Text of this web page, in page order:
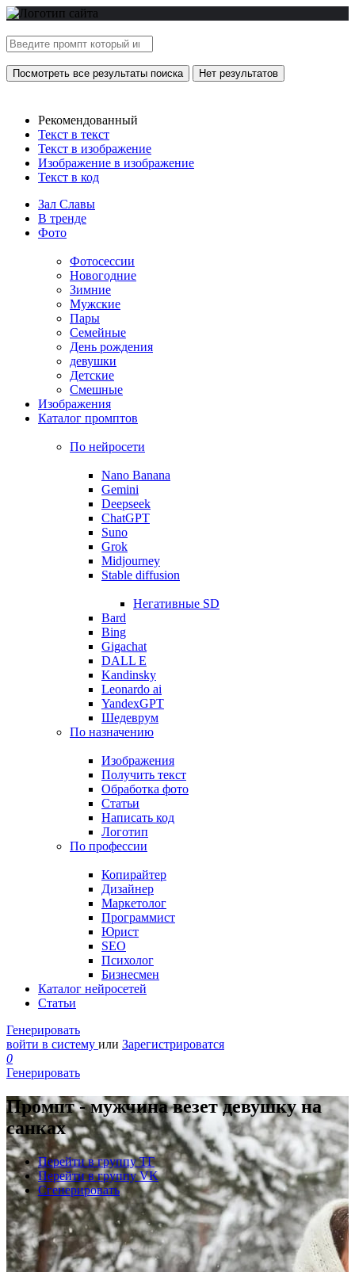
Посмотреть все результаты поиска Нет результатов
Рекомендованный
Текст в текст
Текст в изображение
Изображение в изображение
Текст в код
Зал Славы
В тренде
Фото
Фотосессии
Новогодние
Зимние
Мужские
Пары
Семейные
День рождения
девушки
Детские
Смешные
Изображения
Каталог промптов
По нейросети
Nano Banana
Gemini
Deepseek
ChatGPT
Suno
Grok
Midjourney
Stable diffusion
Негативные SD
Bard
Bing
Gigachat
DALL E
Kandinsky
Leonardo ai
YandexGPT
Шедеврум
По назначению
Изображения
Получить текст
Обработка фото
Статьи
Написать код
Логотип
По профессии
Копирайтер
Дизайнер
Маркетолог
Программист
Юрист
SEO
Психолог
Бизнесмен
Каталог нейросетей
Статьи
Генерировать
войти в систему или Зарегистрироватся
0
Генерировать
Промпт - мужчина везет девушку на
санках
Перейти в группу ТГ
Перейти в группу VK
Сгенерировать